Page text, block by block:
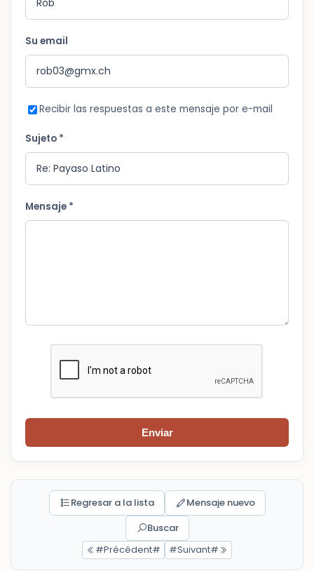
Su email
Recibir las respuestas a este mensaje por e-mail
Sujeto *
Mensaje *
Enviar
Regresar a la lista
Mensaje nuevo
Buscar
#Précédent#
#Suivant#